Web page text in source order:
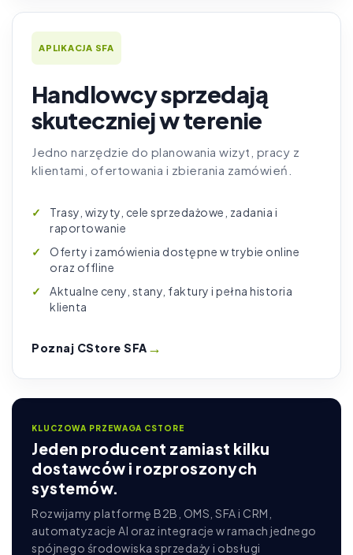
APLIKACJA SFA
Handlowcy sprzedają
skuteczniej w terenie
Jedno narzędzie do planowania wizyt, pracy z
klientami, ofertowania i zbierania zamówień.
Trasy, wizyty, cele sprzedażowe, zadania i
raportowanie
Oferty i zamówienia dostępne w trybie online
oraz offline
Aktualne ceny, stany, faktury i pełna historia
klienta
Poznaj CStore SFA →
KLUCZOWA PRZEWAGA CSTORE
Jeden producent zamiast kilku
dostawców i rozproszonych
systemów.
Rozwijamy platformę B2B, OMS, SFA i CRM,
automatyzacje AI oraz integracje w ramach jednego
spójnego środowiska sprzedaży i obsługi